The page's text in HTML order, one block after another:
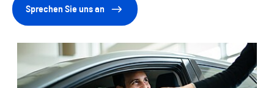
Sprechen Sie uns an